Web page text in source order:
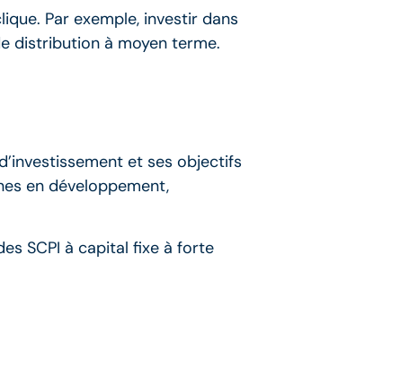
Par exemple, investir dans
distribution à moyen terme.
et ses objectifs
en développement,
SCPI à capital fixe à forte